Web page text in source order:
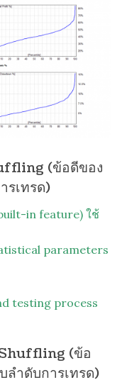
(ข้อดีของ
เทรด)
in feature) ใช้
parameters
testing process
(ข้อ
ำดับการเทรด)